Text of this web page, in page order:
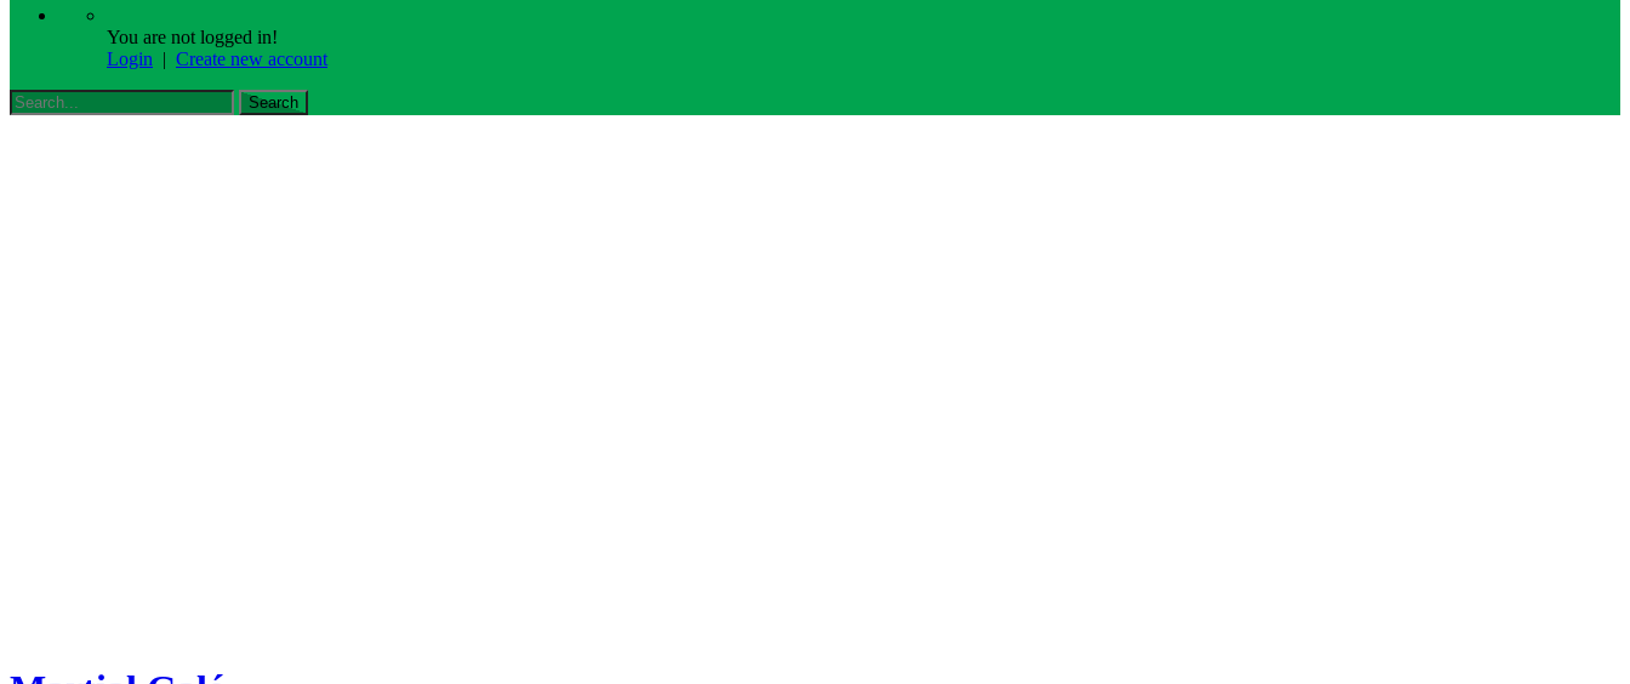
You are not logged in!
Login | Create new account